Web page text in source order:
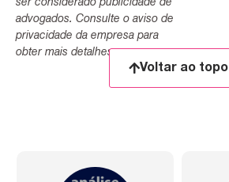
ser considerado publicidade de
advogados. Consulte o aviso de
privacidade da empresa para
obter mais detalhes.
Voltar ao topo